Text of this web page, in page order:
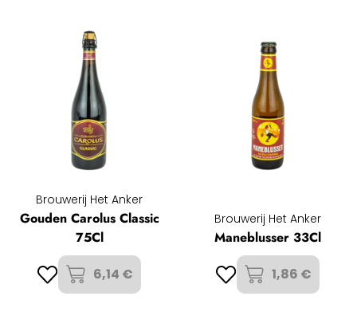
Brouwerij Het Anker
Gouden Carolus Classic
75Cl
6,14 €
Brouwerij Het Anker
Maneblusser 33Cl
1,86 €